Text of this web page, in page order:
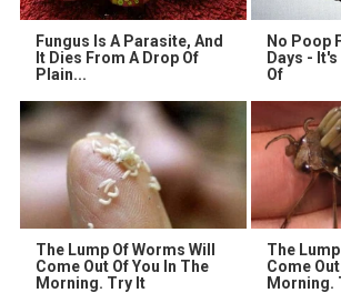
Fungus Is A Parasite, And
It Dies From A Drop Of
Plain...
No Poop
Days -
Of
The Lump Of Worms Will
Come Out Of You In The
Morning. Try It
The
Come
Morning.